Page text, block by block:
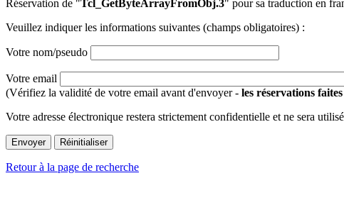
Réservation de "Tcl_GetByteArrayFromObj.3" pour sa traduction en
Veuillez indiquer les informations suivantes (champs obligatoires) :
Votre nom/pseudo
Votre email
(Vérifiez la validité de votre email avant d'envoyer - les réservations
Votre adresse électronique restera strictement confidentielle et ne sera
Retour à la page de recherche